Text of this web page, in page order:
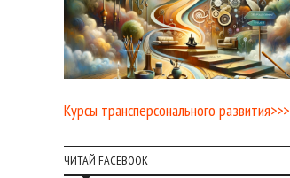
Курсы трансперсонального развития>>>
ЧИТАЙ FACEBOOK